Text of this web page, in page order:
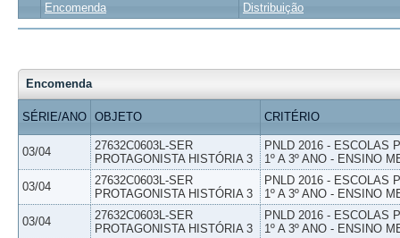
Encomenda Distribuição
Encomenda
SÉRIE/ANO OBJETO CRITÉRIO
03/04
27632C0603L-SER
PROTAGONISTA HISTÓRIA 3
PNLD 2016 - ESCOLAS
1º A 3º ANO - ENSINO
03/04
27632C0603L-SER
PROTAGONISTA HISTÓRIA 3
PNLD 2016 - ESCOLAS
1º A 3º ANO - ENSINO
03/04
27632C0603L-SER
PROTAGONISTA HISTÓRIA 3
PNLD 2016 - ESCOLAS
1º A 3º ANO - ENSINO